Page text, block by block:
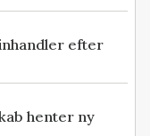
efter
henter ny